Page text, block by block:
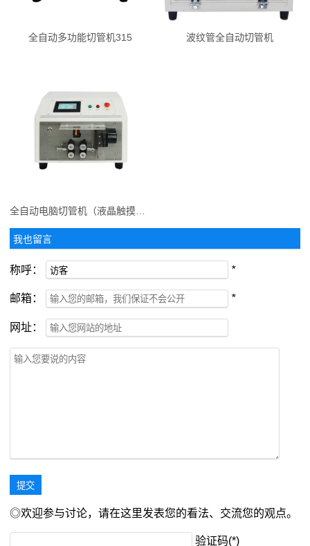
全自动多功能切管机315 波纹管全自动切管机
我也留言
称呼： *
邮箱： *
网址：
◎欢迎参与讨论，请在这里发表您的看法、交流您的观点。
验证码(*)